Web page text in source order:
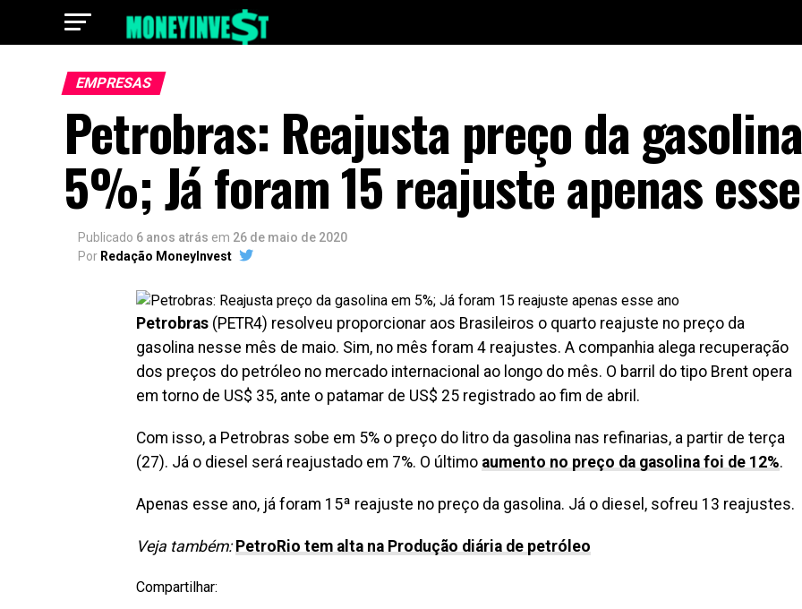
EMPRESAS
Petrobras: Reajusta preço da
5%; Já foram 15 reajuste apenas
Publicado 6 anos atrás em 26 de maio de 2020
Por Redação MoneyInvest
Petrobras (PETR4) resolveu proporcionar aos Brasileiros o quarto reajuste no preço da
gasolina nesse mês de maio. Sim, no mês foram 4 reajustes. A companhia alega recuperação
dos preços do petróleo no mercado internacional ao longo do mês. O barril do tipo Brent opera
em torno de US$ 35, ante o patamar de US$ 25 registrado ao fim de abril.
Com isso, a Petrobras sobe em 5% o preço do litro da gasolina nas refinarias, a partir de terça
(27). Já o diesel será reajustado em 7%. O último aumento no preço da gasolina foi de 12%.
Apenas esse ano, já foram 15ª reajuste no preço da gasolina. Já o diesel, sofreu 13 reajustes.
Veja também: PetroRio tem alta na Produção diária de petróleo
Compartilhar: